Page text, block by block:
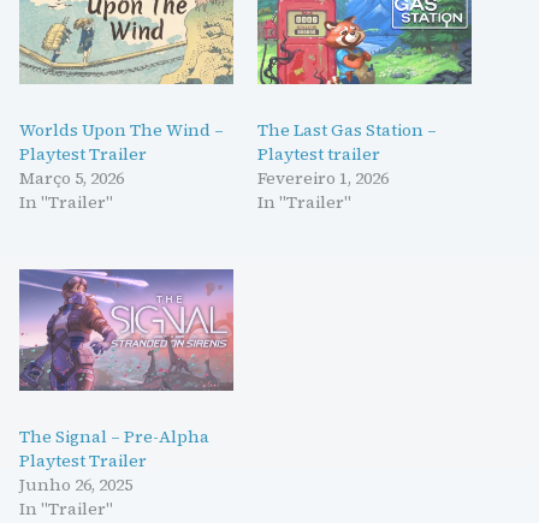
Worlds Upon The Wind –
Playtest Trailer
Março 5, 2026
In "Trailer"
The Last Gas Station –
Playtest trailer
Fevereiro 1, 2026
In "Trailer"
The Signal – Pre-Alpha
Playtest Trailer
Junho 26, 2025
In "Trailer"